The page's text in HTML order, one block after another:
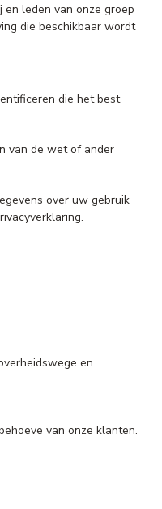
leden van onze groep
die beschikbaar wordt
die het best
van de wet of ander
over uw gebruik
en
van onze klanten.